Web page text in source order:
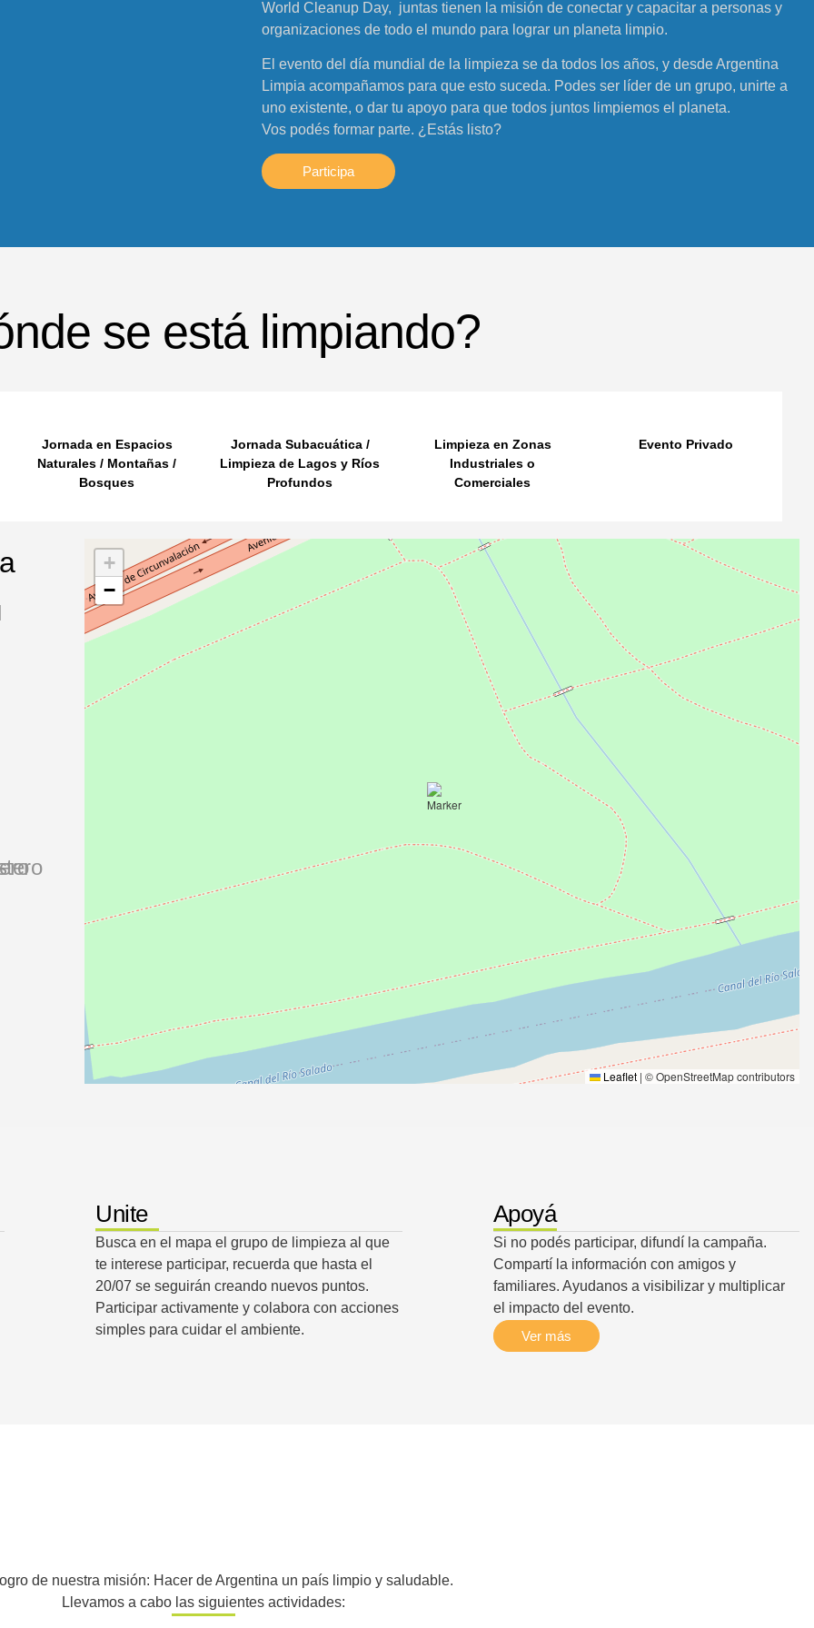
World Cleanup Day, juntas tienen la misión de conectar y capacitar a personas y
organizaciones de todo el mundo para lograr un planeta limpio.
El evento del día mundial de la limpieza se da todos los años, y desde Argentina
Limpia acompañamos para que esto suceda. Podes ser líder de un grupo, unirte a
uno existente, o dar tu apoyo para que todos juntos limpiemos el planeta.
Vos podés formar parte. ¿Estás listo?
Participa
se está limpiando?
Jornada en Espacios
Naturales / Montañas /
Bosques
Jornada Subacuática /
Limpieza de Lagos y Ríos
Profundos
Limpieza en Zonas
Industriales o
Comerciales
Evento Privado
+
−
Leaflet | © OpenStreetMap contributors
Unite
Busca en el mapa el grupo de limpieza al que
te interese participar, recuerda que hasta el
20/07 se seguirán creando nuevos puntos.
Participar activamente y colabora con acciones
simples para cuidar el ambiente.
Apoyá
Si no podés participar, difundí la campaña.
Compartí la información con amigos y
familiares. Ayudanos a visibilizar y multiplicar
el impacto del evento.
Ver más
de nuestra misión: Hacer de Argentina un país limpio y saludable.
Llevamos a cabo las siguientes actividades: